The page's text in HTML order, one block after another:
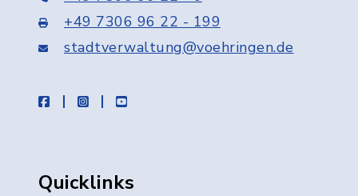
+49 7306 96 22 - 199
stadtverwaltung@voehringen.de
facebookinstagramyoutube
Quicklinks